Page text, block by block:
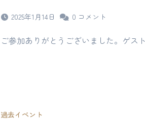
2025年1月14日 0 コメント
ご参加ありがとうございました。ゲ
過去イベント